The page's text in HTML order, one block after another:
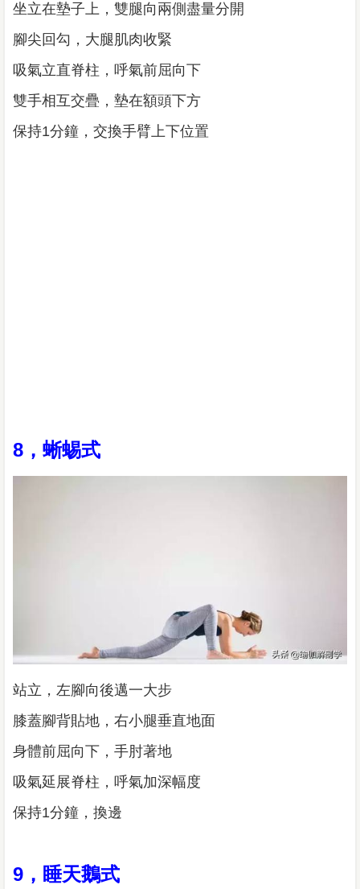
坐立在墊子上，雙腿向兩側盡量分開
腳尖回勾，大腿肌肉收緊
吸氣立直脊柱，呼氣前屈向下
雙手相互交疊，墊在額頭下方
保持1分鐘，交換手臂上下位置
8，蜥蜴式
站立，左腳向後邁一大步
膝蓋腳背貼地，右小腿垂直地面
身體前屈向下，手肘著地
吸氣延展脊柱，呼氣加深幅度
保持1分鐘，換邊
9，睡天鵝式